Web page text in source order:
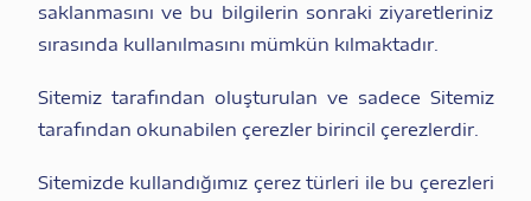
saklanmasını ve bu bilgilerin sonraki ziyaretleriniz
sırasında kullanılmasını mümkün kılmaktadır.
Sitemiz tarafından oluşturulan ve sadece Sitemiz
tarafından okunabilen çerezler birincil çerezlerdir.
Sitemizde kullandığımız çerez türleri ile bu çerezleri